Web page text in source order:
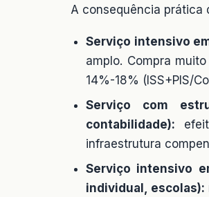
A consequência prática
Serviço intensivo
amplo. Compra
14%-18% (ISS+PIS/
Serviço com
contabilidade):
infraestrutura
Serviço intensivo
individual, escolas):